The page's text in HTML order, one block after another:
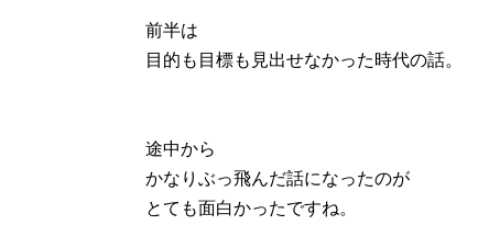
前半は
目的も目標も見出せなかった時代の話。
途中から
かなりぶっ飛んだ話になったのが
とても面白かったですね。